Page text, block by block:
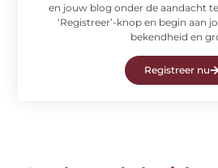
en jouw blog onder de aandacht
‘Registreer’-knop en begin aan
bekendheid en
Registreer nu